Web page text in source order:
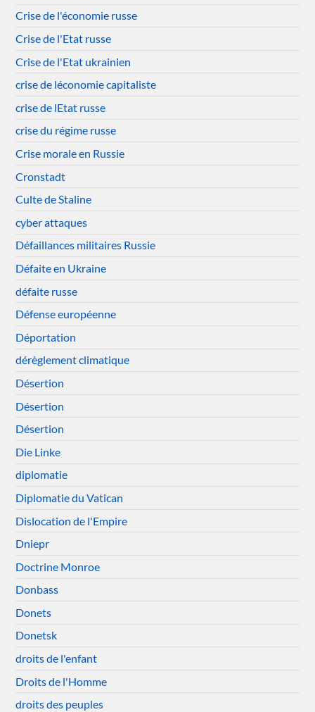
Crise de l'économie russe
Crise de l'Etat russe
Crise de l'Etat ukrainien
crise de léconomie capitaliste
crise de lEtat russe
crise du régime russe
Crise morale en Russie
Cronstadt
Culte de Staline
cyber attaques
Défaillances militaires Russie
Défaite en Ukraine
défaite russe
Défense européenne
Déportation
dérèglement climatique
Désertion
Désertion
Désertion
Die Linke
diplomatie
Diplomatie du Vatican
Dislocation de l'Empire
Dniepr
Doctrine Monroe
Donbass
Donets
Donetsk
droits de l'enfant
Droits de l'Homme
droits des peuples